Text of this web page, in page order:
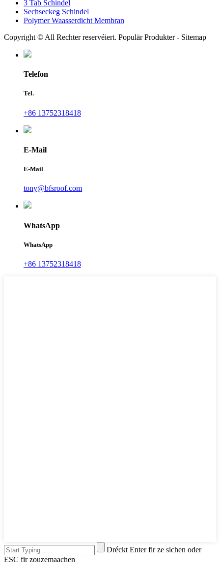
3 Tab Schindel
Sechseckeg Schindel
Polymer Waasserdicht Membran
Copyright © All Rechter reservéiert. Populär Produkter - Sitemap
Telefon
Tel.
+86 13752318418
E-Mail
E-Mail
tony@bfsroof.com
WhatsApp
WhatsApp
+86 13752318418
Dréckt Enter fir ze sichen oder
ESC fir zouzemaachen